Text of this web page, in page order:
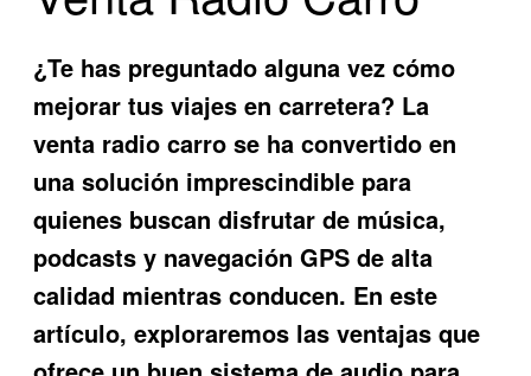
¿Te has preguntado alguna vez cómo
mejorar tus viajes en carretera? La
venta radio carro se ha convertido en
una solución imprescindible para
quienes buscan disfrutar de música,
podcasts y navegación GPS de alta
calidad mientras conducen. En este
artículo, exploraremos las ventajas que